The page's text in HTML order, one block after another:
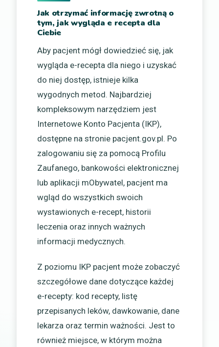
Jak otrzymać informację zwrotną o
tym, jak wygląda e recepta dla
Ciebie
Aby pacjent mógł dowiedzieć się, jak
wygląda e-recepta dla niego i uzyskać
do niej dostęp, istnieje kilka
wygodnych metod. Najbardziej
kompleksowym narzędziem jest
Internetowe Konto Pacjenta (IKP),
dostępne na stronie pacjent.gov.pl. Po
zalogowaniu się za pomocą Profilu
Zaufanego, bankowości elektronicznej
lub aplikacji mObywatel, pacjent ma
wgląd do wszystkich swoich
wystawionych e-recept, historii
leczenia oraz innych ważnych
informacji medycznych.
Z poziomu IKP pacjent może zobaczyć
szczegółowe dane dotyczące każdej
e-recepty: kod recepty, listę
przepisanych leków, dawkowanie, dane
lekarza oraz termin ważności. Jest to
również miejsce, w którym można